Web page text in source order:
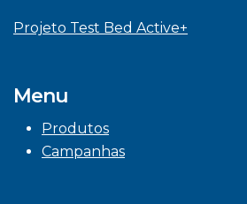
Projeto Test Bed Active+
Menu
Produtos
Campanhas